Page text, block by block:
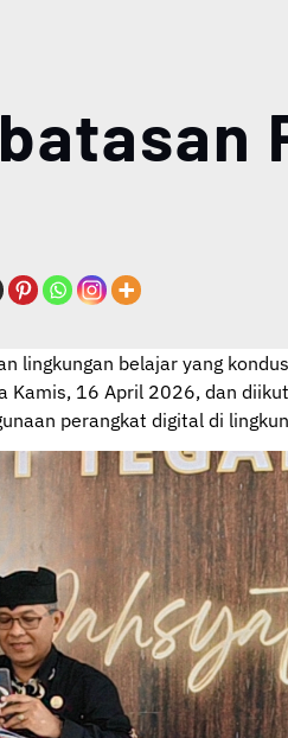
lingkungan belajar yang
Kamis, 16 April 2026, dan
perangkat digital di